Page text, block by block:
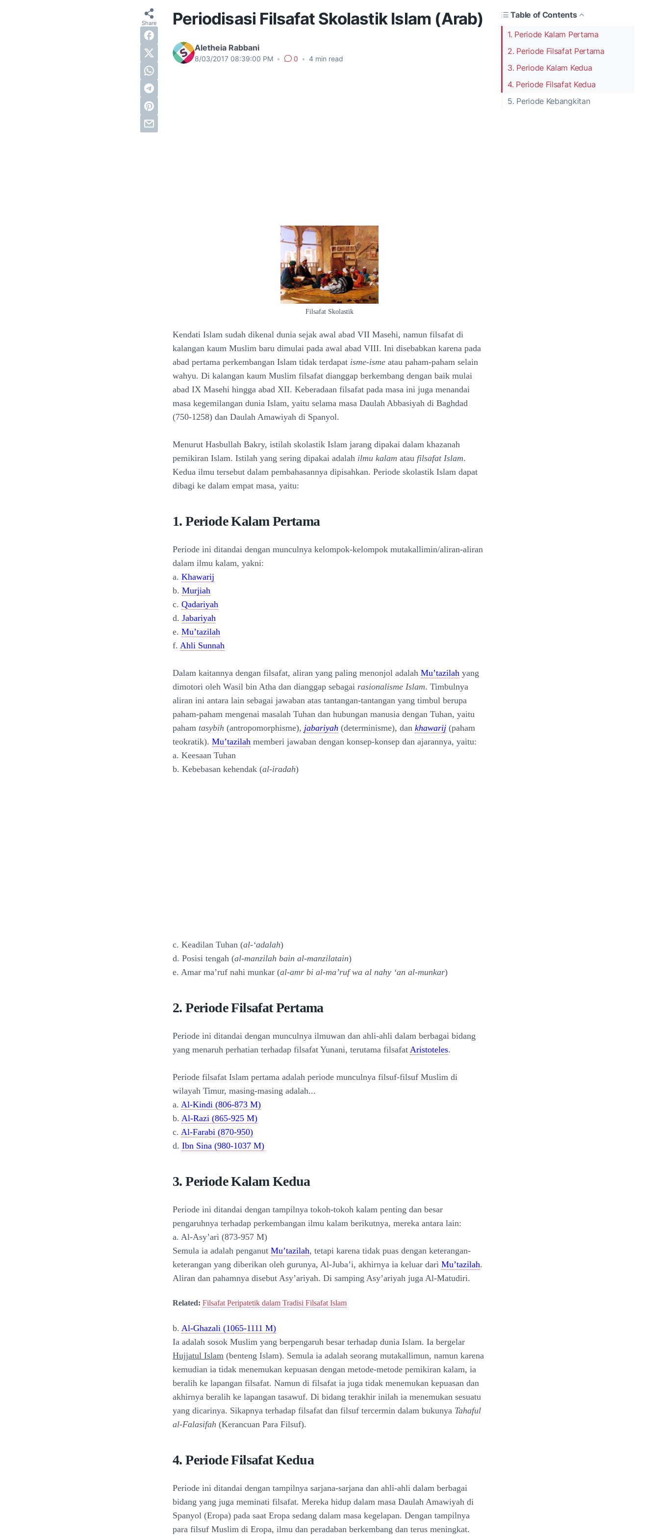
Periodisasi Filsafat Skolastik Islam (Arab)
Aletheia Rabbani
8/03/2017 08:39:00 PM • 0 • 4 min read
Table of Contents
1. Periode Kalam Pertama
2. Periode Filsafat Pertama
3. Periode Kalam Kedua
4. Periode Filsafat Kedua
5. Periode Kebangkitan
Filsafat Skolastik
Kendati Islam sudah dikenal dunia sejak awal abad VII Masehi, namun filsafat di
kalangan kaum Muslim baru dimulai pada awal abad VIII. Ini disebabkan karena pada
abad pertama perkembangan Islam tidak terdapat isme-isme atau paham-paham selain
wahyu. Di kalangan kaum Muslim filsafat dianggap berkembang dengan baik mulai
abad IX Masehi hingga abad XII. Keberadaan filsafat pada masa ini juga menandai
masa kegemilangan dunia Islam, yaitu selama masa Daulah Abbasiyah di Baghdad
(750-1258) dan Daulah Amawiyah di Spanyol.
Menurut Hasbullah Bakry, istilah skolastik Islam jarang dipakai dalam khazanah
pemikiran Islam. Istilah yang sering dipakai adalah ilmu kalam atau filsafat Islam.
Kedua ilmu tersebut dalam pembahasannya dipisahkan. Periode skolastik Islam dapat
dibagi ke dalam empat masa, yaitu:
1. Periode Kalam Pertama
Periode ini ditandai dengan munculnya kelompok-kelompok mutakallimin/aliran-aliran
dalam ilmu kalam, yakni:
a. Khawarij
b. Murjiah
c. Qadariyah
d. Jabariyah
e. Mu’tazilah
f. Ahli Sunnah
Dalam kaitannya dengan filsafat, aliran yang paling menonjol adalah Mu’tazilah yang
dimotori oleh Wasil bin Atha dan dianggap sebagai rasionalisme Islam. Timbulnya
aliran ini antara lain sebagai jawaban atas tantangan-tantangan yang timbul berupa
paham-paham mengenai masalah Tuhan dan hubungan manusia dengan Tuhan, yaitu
paham tasybih (antropomorphisme), jabariyah (determinisme), dan khawarij (paham
teokratik). Mu’tazilah memberi jawaban dengan konsep-konsep dan ajarannya, yaitu:
a. Keesaan Tuhan
b. Kebebasan kehendak (al-iradah)
c. Keadilan Tuhan (al-‘adalah)
d. Posisi tengah (al-manzilah bain al-manzilatain)
e. Amar ma’ruf nahi munkar (al-amr bi al-ma’ruf wa al nahy ‘an al-munkar)
2. Periode Filsafat Pertama
Periode ini ditandai dengan munculnya ilmuwan dan ahli-ahli dalam berbagai bidang
yang menaruh perhatian terhadap filsafat Yunani, terutama filsafat Aristoteles.
Periode filsafat Islam pertama adalah periode munculnya filsuf-filsuf Muslim di
wilayah Timur, masing-masing adalah...
a. Al-Kindi (806-873 M)
b. Al-Razi (865-925 M)
c. Al-Farabi (870-950)
d. Ibn Sina (980-1037 M)
3. Periode Kalam Kedua
Periode ini ditandai dengan tampilnya tokoh-tokoh kalam penting dan besar
pengaruhnya terhadap perkembangan ilmu kalam berikutnya, mereka antara lain:
a. Al-Asy’ari (873-957 M)
Semula ia adalah penganut Mu’tazilah, tetapi karena tidak puas dengan keterangan-
keterangan yang diberikan oleh gurunya, Al-Juba’i, akhirnya ia keluar dari Mu’tazilah.
Aliran dan pahamnya disebut Asy’ariyah. Di samping Asy’ariyah juga Al-Matudiri.
Related: Filsafat Peripatetik dalam Tradisi Filsafat Islam
b. Al-Ghazali (1065-1111 M)
Ia adalah sosok Muslim yang berpengaruh besar terhadap dunia Islam. Ia bergelar
Hujjatul Islam (benteng Islam). Semula ia adalah seorang mutakallimun, namun karena
kemudian ia tidak menemukan kepuasan dengan metode-metode pemikiran kalam, ia
beralih ke lapangan filsafat. Namun di filsafat ia juga tidak menemukan kepuasan dan
akhirnya beralih ke lapangan tasawuf. Di bidang terakhir inilah ia menemukan sesuatu
yang dicarinya. Sikapnya terhadap filsafat dan filsuf tercermin dalam bukunya Tahaful
al-Falasifah (Kerancuan Para Filsuf).
4. Periode Filsafat Kedua
Periode ini ditandai dengan tampilnya sarjana-sarjana dan ahli-ahli dalam berbagai
bidang yang juga meminati filsafat. Mereka hidup dalam masa Daulah Amawiyah di
Spanyol (Eropa) pada saat Eropa sedang dalam masa kegelapan. Dengan tampilnya
para filsuf Muslim di Eropa, ilmu dan peradaban berkembang dan terus meningkat.